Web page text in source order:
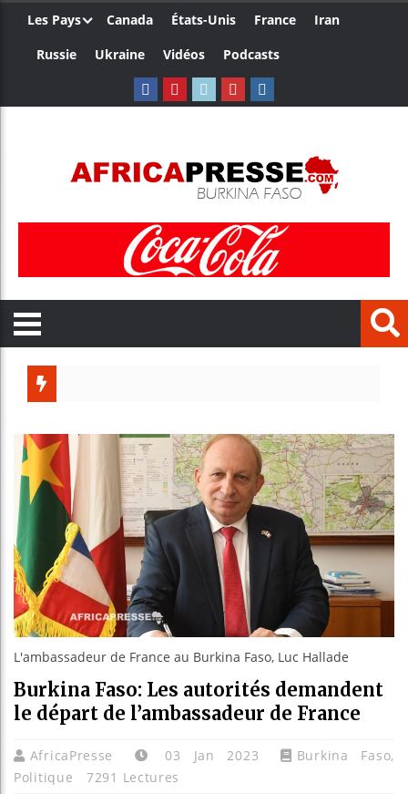
Les Pays Canada États-Unis France
Iran
Russie
Ukraine Vidéos Podcasts
Bénin
Aliko
L'ambassadeur de France au Burkina Faso, Luc Hallade
Burkina Faso: Les autorités demandent
le départ de l’ambassadeur de France
AfricaPresse 03 Jan 2023 Burkina Faso,
Politique
7291 Lectures